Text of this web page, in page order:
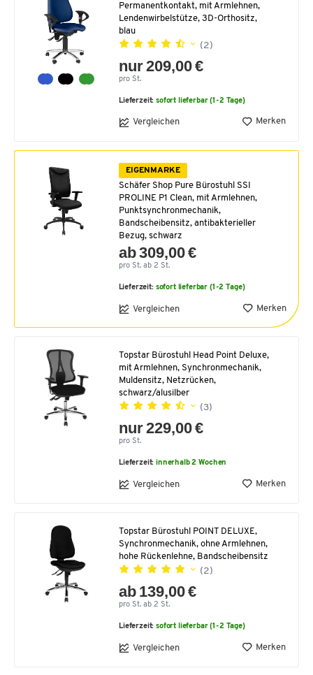
Permanentkontakt, mit Armlehnen,
Lendenwirbelstütze, 3D-Orthositz,
blau
(2)
nur 209,00 €
pro St.
Lieferzeit:sofort lieferbar (1-2 Tage)
Vergleichen Merken
EIGENMARKE
Schäfer Shop Pure Bürostuhl SSI
PROLINE P1 Clean, mit Armlehnen,
Punktsynchronmechanik,
Bandscheibensitz, antibakterieller
Bezug, schwarz
ab 309,00 €
pro St. ab 2 St.
Lieferzeit: sofort lieferbar (1-2 Tage)
Vergleichen Merken
Topstar Bürostuhl Head Point Deluxe,
mit Armlehnen, Synchronmechanik,
Muldensitz, Netzrücken,
schwarz/alusilber
(3)
nur 229,00 €
pro St.
Lieferzeit:innerhalb 2 Wochen
Vergleichen Merken
Topstar Bürostuhl POINT DELUXE,
Synchronmechanik, ohne Armlehnen,
hohe Rückenlehne, Bandscheibensitz
(2)
ab 139,00 €
pro St. ab 2 St.
Lieferzeit:sofort lieferbar (1-2 Tage)
Vergleichen Merken